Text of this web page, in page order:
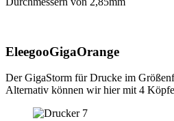
EleegooGigaOrange
Der GigaStorm für Drucke im
Alternativ können wir hier mit 4